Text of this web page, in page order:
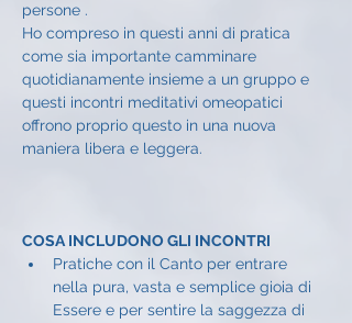
persone .
Ho compreso in questi anni di pratica
come sia importante camminare
quotidianamente insieme a un gruppo e
questi incontri meditativi omeopatici
offrono proprio questo in una nuova
maniera libera e leggera.
COSA INCLUDONO GLI INCONTRI
Pratiche con il Canto per entrare
nella pura, vasta e semplice gioia di
Essere e per sentire la saggezza di